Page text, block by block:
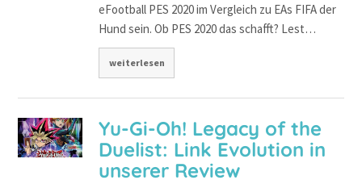
eFootball PES 2020 im Vergleich zu EAs FIFA der
Hund sein. Ob PES 2020 das schafft? Lest…
weiterlesen
Yu-Gi-Oh! Legacy of the
Duelist: Link Evolution in
unserer Review